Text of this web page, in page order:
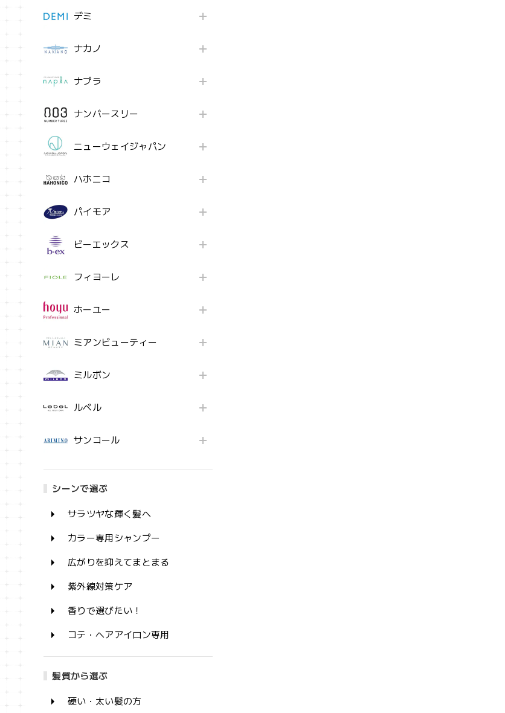
デミ
ナカノ
ナプラ
ナンバースリー
ニューウェイジャパン
ハホニコ
パイモア
ビーエックス
フィヨーレ
ホーユー
ミアンビューティー
ミルボン
ルベル
サンコール
シーンで選ぶ
サラツヤな輝く髪へ
カラー専用シャンプー
広がりを抑えてまとまる
紫外線対策ケア
香りで選びたい！
コテ・ヘアアイロン専用
髪質から選ぶ
硬い・太い髪の方